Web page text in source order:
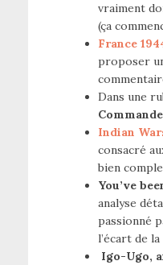
vraiment
(ça
France
proposer
Dans une
Indian
consacré
bien
You’ve
analyse
passionné
l’écart de
Igo-Ugo,